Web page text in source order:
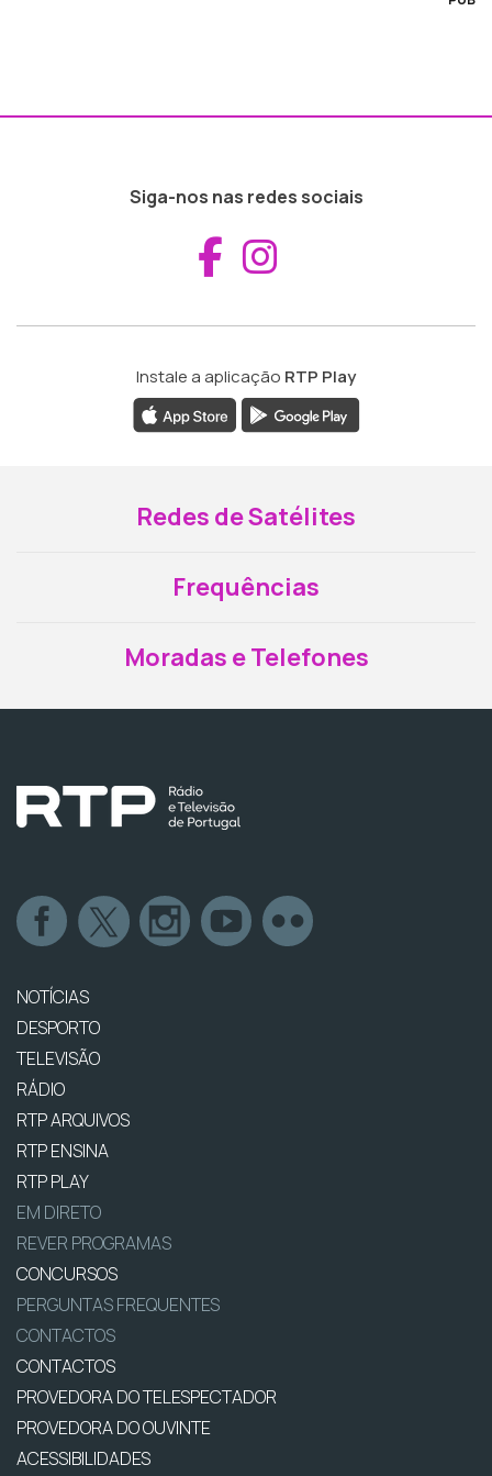
Siga-nos nas redes sociais
Aceder ao
Instale a aplicação RTP Play
Redes de Satélites
Frequências
Moradas e Telefones
NOTÍCIAS
DESPORTO
TELEVISÃO
RÁDIO
RTP ARQUIVOS
RTP ENSINA
RTP PLAY
EM DIRETO
REVER PROGRAMAS
CONCURSOS
PERGUNTAS FREQUENTES
CONTACTOS
CONTACTOS
PROVEDORA DO TELESPECTADOR
PROVEDORA DO OUVINTE
ACESSIBILIDADES